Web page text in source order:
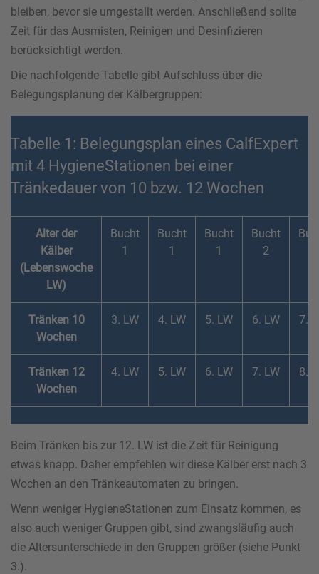
bleiben, bevor sie umgestallt werden. Anschließend sollte
Zeit für das Ausmisten, Reinigen und Desinfizieren
berücksichtigt werden.
Die nachfolgende Tabelle gibt Aufschluss über die
Belegungsplanung der Kälbergruppen:
Tabelle 1: Belegungsplan eines CalfExpert
mit 4 HygieneStationen bei einer
Tränkedauer von 10 bzw. 12 Wochen
Alter der
Kälber
(Lebenswoche
LW)
Bucht
1
Bucht
1
Bucht
1
Bucht
2
Tränken 10
Wochen
3. LW 4. LW 5. LW 6. LW 7.
Tränken 12
Wochen
4. LW 5. LW 6. LW 7. LW 8.
Beim Tränken bis zur 12. LW ist die Zeit für Reinigung
etwas knapp. Daher empfehlen wir diese Kälber erst nach 3
Wochen an den Tränkeautomaten zu bringen.
Wenn weniger HygieneStationen zum Einsatz kommen, es
also auch weniger Gruppen gibt, sind zwangsläufig auch
die Altersunterschiede in den Gruppen größer (siehe Punkt
3.).